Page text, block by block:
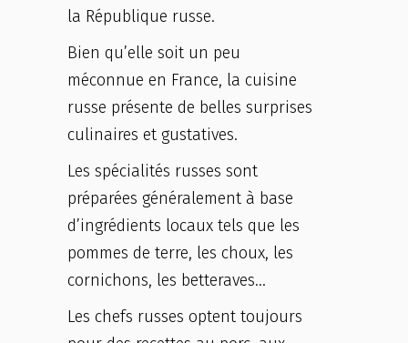
la République russe.
Bien qu’elle soit un peu
méconnue en France, la cuisine
russe présente de belles surprises
culinaires et gustatives.
Les spécialités russes sont
préparées généralement à base
d’ingrédients locaux tels que les
pommes de terre, les choux, les
cornichons, les betteraves…
Les chefs russes optent toujours